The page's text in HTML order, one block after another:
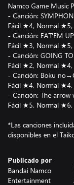
Namco Game Music
- Canción:
Fácil ★4, Normal
- Canción: EAT'EM
Fácil ★3, Normal
- Canción: GOING
Fácil ★2, Normal
- Canción: Boku
Fácil ★4, Normal
- Canción: The arrow
Fácil ★5, Normal
*Las canciones
disponibles en el
Publicado por
Bandai Namco
Entertainment